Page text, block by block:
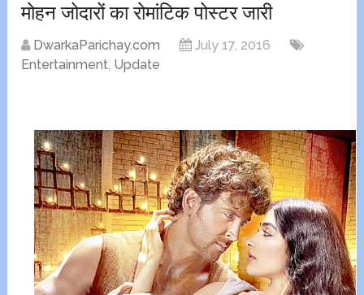
मोहन जोदारों का रोमांटिक पोस्टर जारी
DwarkaParichay.com
July 17, 2016
Entertainment, Update